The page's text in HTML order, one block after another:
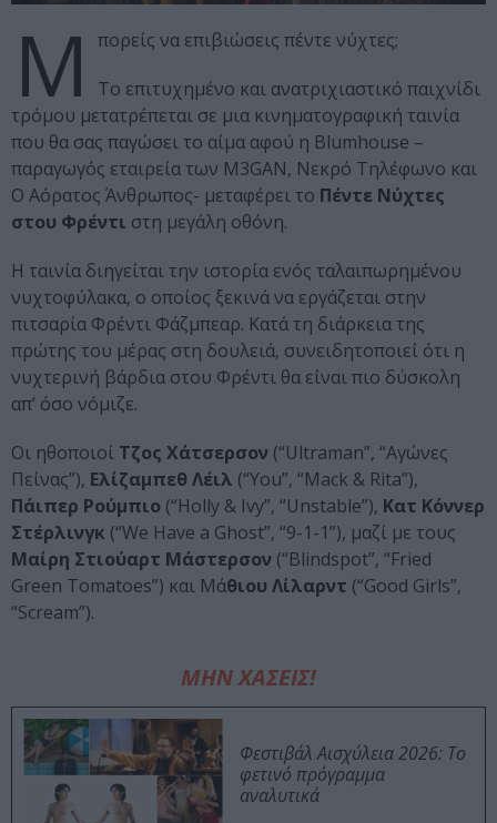
Μ
πορείς να επιβιώσεις πέντε νύχτες;
Το επιτυχημένο και ανατριχιαστικό παιχνίδι
τρόμου μετατρέπεται σε μια κινηματογραφική ταινία
που θα σας παγώσει το αίμα αφού η Blumhouse –
παραγωγός εταιρεία των M3GAN, Νεκρό Τηλέφωνο και
Ο Αόρατος Άνθρωπος- μεταφέρει το Πέντε Νύχτες
στου Φρέντι στη μεγάλη οθόνη.
Η ταινία διηγείται την ιστορία ενός ταλαιπωρημένου
νυχτοφύλακα, ο οποίος ξεκινά να εργάζεται στην
πιτσαρία Φρέντι Φάζμπεαρ. Κατά τη διάρκεια της
πρώτης του μέρας στη δουλειά, συνειδητοποιεί ότι η
νυχτερινή βάρδια στου Φρέντι θα είναι πιο δύσκολη
απ’ όσο νόμιζε.
Οι ηθοποιοί Τζος Χάτσερσον (“Ultraman”, “Αγώνες
Πείνας”), Ελίζαμπεθ Λέιλ (“You”, “Mack & Rita”),
Πάιπερ Ρούμπιο (“Holly & Ivy”, “Unstable”), Κατ Κόννερ
Στέρλινγκ (“We Have a Ghost”, “9-1-1”), μαζί με τους
Μαίρη Στιούαρτ Μάστερσον (“Blindspot”, “Fried
Green Tomatoes”) και Μάθιου Λίλαρντ (“Good Girls”,
“Scream”).
ΜΗΝ ΧΑΣΕΙΣ!
Φεστιβάλ Αισχύλεια 2026: Το
φετινό πρόγραμμα
αναλυτικά